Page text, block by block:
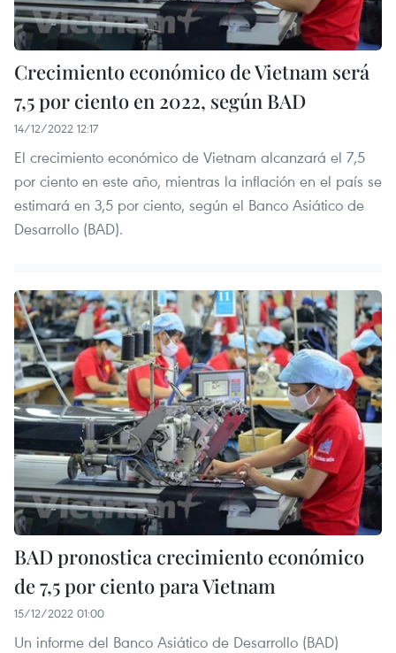
Crecimiento económico de Vietnam será
7,5 por ciento en 2022, según BAD
14/12/2022 12:17
El crecimiento económico de Vietnam alcanzará el 7,5
por ciento en este año, mientras la inflación en el país se
estimará en 3,5 por ciento, según el Banco Asiático de
Desarrollo (BAD). ​
BAD pronostica crecimiento económico
de 7,5 por ciento para Vietnam
15/12/2022 01:00
Un informe del Banco Asiático de Desarrollo (BAD)